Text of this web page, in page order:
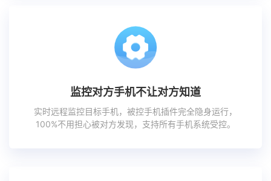
监控对方手机不让对方知道
实时远程监控目标手机，被控手机插件完全隐身运行，
100%不用担心被对方发现，支持所有手机系统受控。